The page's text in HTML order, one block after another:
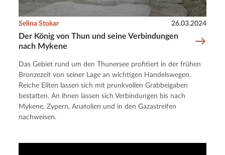
Der König von Thun und seine Verbindungen
nach Mykene
Selina Stokar 26.03.2024
Das Gebiet rund um den Thunersee profitiert in der frühen
Bronzezeit von seiner Lage an wichtigen Handelswegen.
Reiche Eliten lassen sich mit prunkvollen Grabbeigaben
bestatten. An ihnen lassen sich Verbindungen bis nach
Mykene, Zypern, Anatolien und in den Gazastreifen
nachweisen.